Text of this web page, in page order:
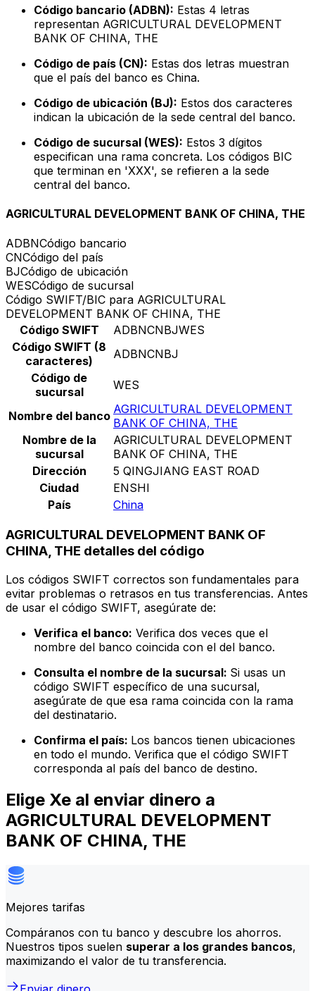
Código bancario (ADBN): Estas 4 letras
representan AGRICULTURAL DEVELOPMENT
BANK OF CHINA, THE
Código de país (CN): Estas dos letras muestran
que el país del banco es China.
Código de ubicación (BJ): Estos dos caracteres
indican la ubicación de la sede central del banco.
Código de sucursal (WES): Estos 3 dígitos
especifican una rama concreta. Los códigos BIC
que terminan en 'XXX', se refieren a la sede
central del banco.
AGRICULTURAL DEVELOPMENT BANK OF CHINA, THE
ADBNCódigo bancario
CNCódigo del país
BJCódigo de ubicación
WESCódigo de sucursal
Código SWIFT/BIC para AGRICULTURAL
DEVELOPMENT BANK OF CHINA, THE
Código SWIFT
ADBNCNBJWES
Código SWIFT (8
caracteres)
ADBNCNBJ
Código de
sucursal
WES
Nombre del banco AGRICULTURAL DEVELOPMENT
BANK OF CHINA, THE
Nombre de la
sucursal
AGRICULTURAL DEVELOPMENT
BANK OF CHINA, THE
Dirección
5 QINGJIANG EAST ROAD
Ciudad
ENSHI
País
China
AGRICULTURAL DEVELOPMENT BANK OF
CHINA, THE detalles del código
Los códigos SWIFT correctos son fundamentales para
evitar problemas o retrasos en tus transferencias. Antes
de usar el código SWIFT, asegúrate de:
Verifica el banco: Verifica dos veces que el
nombre del banco coincida con el del banco.
Consulta el nombre de la sucursal: Si usas un
código SWIFT específico de una sucursal,
asegúrate de que esa rama coincida con la rama
del destinatario.
Confirma el país: Los bancos tienen ubicaciones
en todo el mundo. Verifica que el código SWIFT
corresponda al país del banco de destino.
Elige Xe al enviar dinero a
AGRICULTURAL DEVELOPMENT
BANK OF CHINA, THE
Mejores tarifas
Compáranos con tu banco y descubre los ahorros.
Nuestros tipos suelen superar a los grandes bancos,
maximizando el valor de tu transferencia.